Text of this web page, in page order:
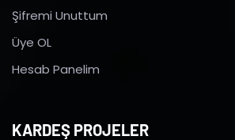
Şifremi Unuttum
Üye OL
Hesab Panelim
KARDEŞ PROJELER